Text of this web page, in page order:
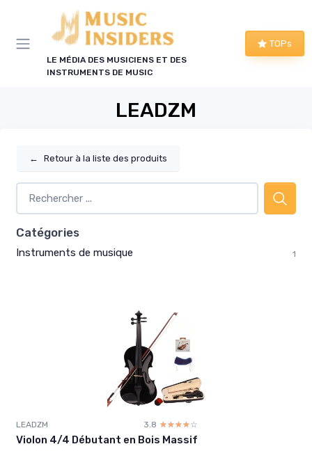
LE MÉDIA DES MUSICIENS ET DES
INSTRUMENTS DE MUSIC
TOPs
LEADZM
← Retour à la liste des produits
Catégories
Instruments de musique 1
LEADZM 3.8 ☆☆☆☆☆
★★★★★
Violon 4/4 Débutant en Bois Massif
Panneau de gestion des cookies